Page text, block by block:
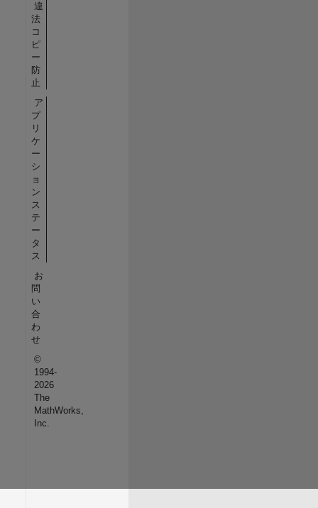
違
法
コ
ピ
ー
防
止
ア
プ
リ
ケ
ー
シ
ョ
ン
ス
テ
ー
タ
ス
お
問
い
合
わ
せ
©
1994-
2026
The
MathWorks,
Inc.